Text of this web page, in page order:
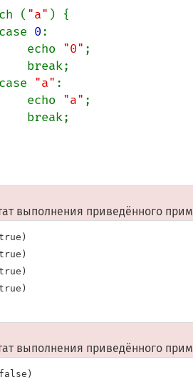
( "a" ) {
case
0:
        echo
"0" ;
case
"a" :
        echo
"a" ;
выполнения приведённого
выполнения приведённого